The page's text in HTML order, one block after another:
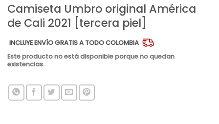
Camiseta Umbro original América
de Cali 2021 [tercera piel]
INCLUYE ENVÍO GRATIS A TODO COLOMBIA
Este producto no está disponible porque no quedan
existencias.